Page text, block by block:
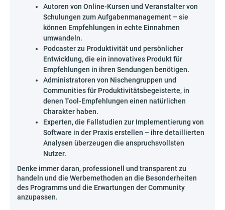
Autoren von Online-Kursen und Veranstalter von
Schulungen zum Aufgabenmanagement – sie
können Empfehlungen in echte Einnahmen
umwandeln.
Podcaster zu Produktivität und persönlicher
Entwicklung, die ein innovatives Produkt für
Empfehlungen in ihren Sendungen benötigen.
Administratoren von Nischengruppen und
Communities für Produktivitätsbegeisterte, in
denen Tool-Empfehlungen einen natürlichen
Charakter haben.
Experten, die Fallstudien zur Implementierung von
Software in der Praxis erstellen – ihre detaillierten
Analysen überzeugen die anspruchsvollsten
Nutzer.
Denke immer daran, professionell und transparent zu
handeln und die Werbemethoden an die Besonderheiten
des Programms und die Erwartungen der Community
anzupassen.